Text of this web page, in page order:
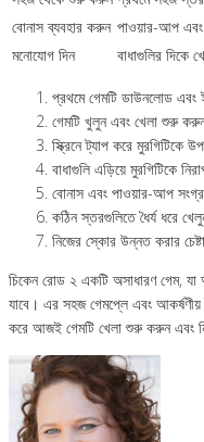
বোনাস ব্যবহার করুন পাওয়ার-আপ এবং
মনোযোগ দিন
বাধাগুলির দিকে
প্রথমে গেমটি ডাউনলোড
গেমটি খুলুন এবং খেলা শুরু
স্ক্রিনে ট্যাপ করে মুরগিটিকে
বাধাগুলি এড়িয়ে মুরগিটিকে
বোনাস এবং পাওয়ার-আপ
কঠিন স্তরগুলিতে ধৈর্য ধরে
নিজের স্কোর উন্নত করার
চিকেন রোড ২ একটি অসাধারণ গেম,
যাবে। এর সহজ গেমপ্লে এবং
করে আজই গেমটি খেলা শুরু করুন এবং